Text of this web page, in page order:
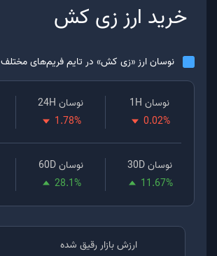
خرید ارززی کش
نوسان ارز «زی کش» در تایم فریم‌های مختلف
نوسان 1H
0.02%
نوسان 24H
1.78%
نوسان 30D
11.67%
نوسان 60D
28.1%
ارزش بازار رقیق شده